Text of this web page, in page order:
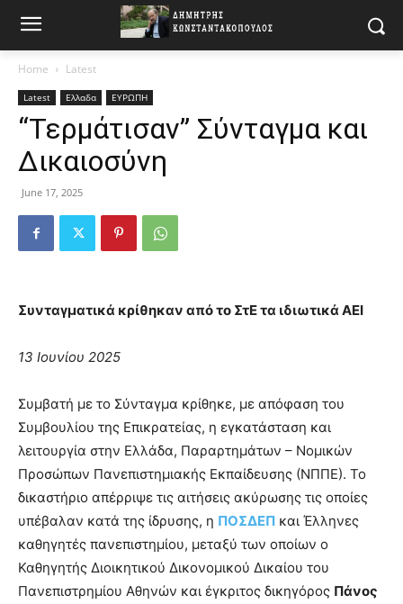
Home Latest
Latest Ελλαδα ΕΥΡΩΠΗ
“Τερμάτισαν” Σύνταγμα και
Δικαιοσύνη
June 17, 2025
Συνταγματικά κρίθηκαν από το ΣτΕ τα ιδιωτικά ΑΕΙ
13 Ιουνίου 2025
Συμβατή με το Σύνταγμα κρίθηκε, με απόφαση του
Συμβουλίου της Επικρατείας, η εγκατάσταση και
λειτουργία στην Ελλάδα, Παραρτημάτων – Νομικών
Προσώπων Πανεπιστημιακής Εκπαίδευσης (ΝΠΠΕ). Το
δικαστήριο απέρριψε τις αιτήσεις ακύρωσης τις οποίες
υπέβαλαν κατά της ίδρυσης, η ΠΟΣΔΕΠ και Έλληνες
καθηγητές πανεπιστημίου, μεταξύ των οποίων ο
Καθηγητής Διοικητικού Δικονομικού Δικαίου του
Πανεπιστρημίου Αθηνών και έγκριτος δικηγόρος Πάνος